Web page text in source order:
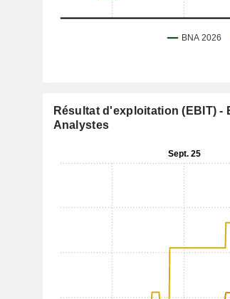
Résultat d'exploitation (EBIT)
Analystes